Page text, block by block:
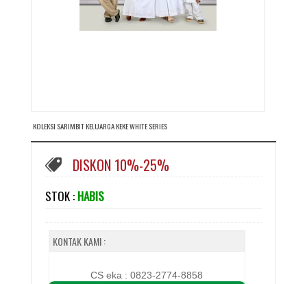
KOLEKSI SARIMBIT KELUARGA KEKE WHITE SERIES
DISKON 10%-25%
STOK : HABIS
KONTAK KAMI :
CS eka : 0823-2774-8858